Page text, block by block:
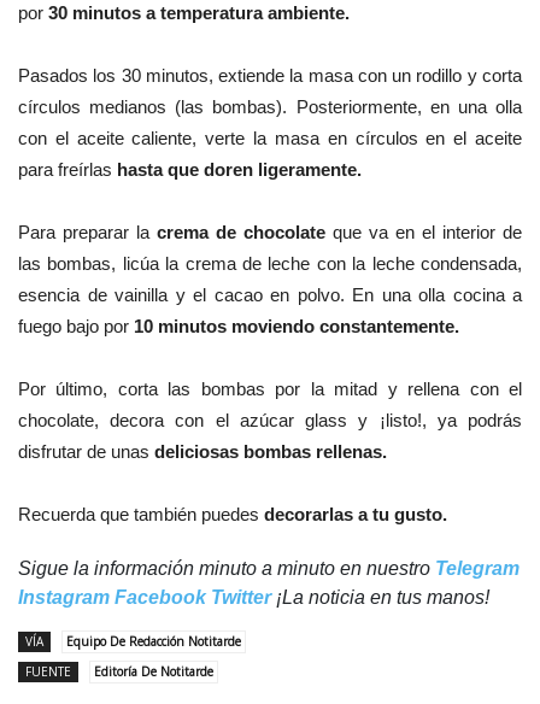
por 30 minutos a temperatura ambiente.
Pasados los 30 minutos, extiende la masa con un rodillo y corta
círculos medianos (las bombas). Posteriormente, en una olla
con el aceite caliente, verte la masa en círculos en el aceite
para freírlas hasta que doren ligeramente.
Para preparar la crema de chocolate que va en el interior de
las bombas, licúa la crema de leche con la leche condensada,
esencia de vainilla y el cacao en polvo. En una olla cocina a
fuego bajo por 10 minutos moviendo constantemente.
Por último, corta las bombas por la mitad y rellena con el
chocolate, decora con el azúcar glass y ¡listo!, ya podrás
disfrutar de unas deliciosas bombas rellenas.
Recuerda que también puedes decorarlas a tu gusto.
Sigue la información minuto a minuto en nuestro Telegram
Instagram Facebook Twitter¡La noticia en tus manos!
VÍA
Equipo De Redacción Notitarde
FUENTE
Editoría De Notitarde